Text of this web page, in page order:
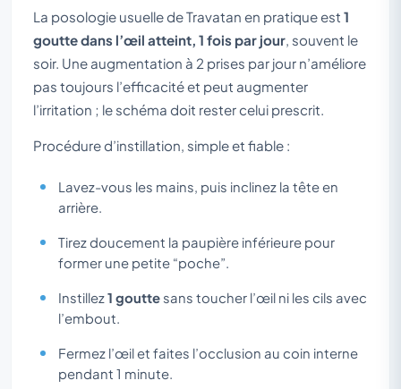
La posologie usuelle de Travatan en pratique est 1
goutte dans l’œil atteint, 1 fois par jour , souvent le
soir. Une augmentation à 2 prises par jour n’améliore
pas toujours l’efficacité et peut augmenter
l’irritation ; le schéma doit rester celui prescrit.
Procédure d’instillation, simple et fiable :
Lavez-vous les mains, puis inclinez la tête en
arrière.
Tirez doucement la paupière inférieure pour
former une petite “poche”.
Instillez1 goutte sans toucher l’œil ni les cils avec
l’embout.
Fermez l’œil et faites l’occlusion au coin interne
pendant 1 minute.